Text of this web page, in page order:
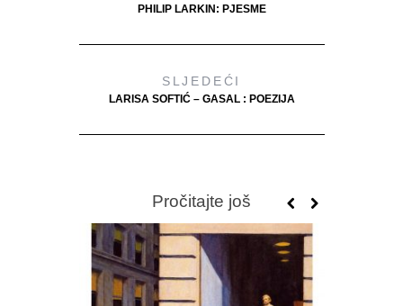
PHILIP LARKIN: PJESME
SLJEDEĆI
LARISA SOFTIĆ – GASAL : POEZIJA
Pročitajte još